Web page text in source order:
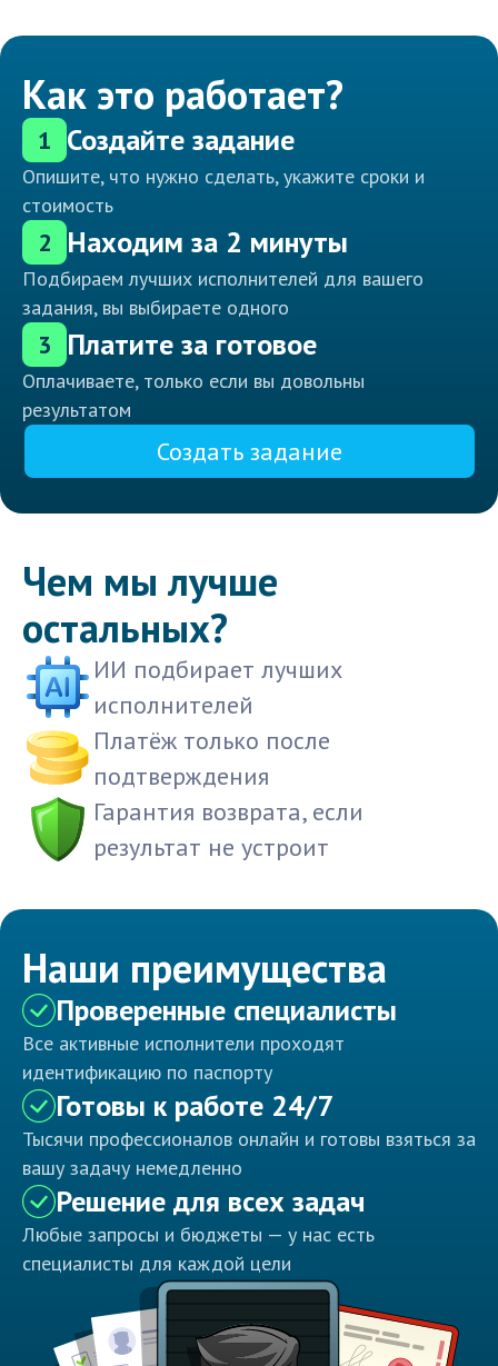
Как это работает?
1 Создайте задание
Опишите, что нужно сделать, укажите сроки и
стоимость
2 Находим за 2 минуты
Подбираем лучших исполнителей для вашего
задания, вы выбираете одного
3 Платите за готовое
Оплачиваете, только если вы довольны
результатом
Создать задание
Чем мы лучше
остальных?
ИИ подбирает лучших
исполнителей
Платёж только после
подтверждения
Гарантия возврата, если
результат не устроит
Наши преимущества
Проверенные специалисты
Все активные исполнители проходят
идентификацию по паспорту
Готовы к работе 24/7
Тысячи профессионалов онлайн и готовы взяться за
вашу задачу немедленно
Решение для всех задач
Любые запросы и бюджеты — у нас есть
специалисты для каждой цели